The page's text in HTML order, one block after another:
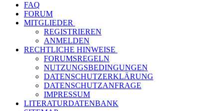
FAQ
FORUM
MITGLIEDER
REGISTRIEREN
ANMELDEN
RECHTLICHE HINWEISE
FORUMSREGELN
NUTZUNGSBEDINGUNGEN
DATENSCHUTZERKLÄRUNG
DATENSCHUTZANFRAGE
IMPRESSUM
LITERATURDATENBANK